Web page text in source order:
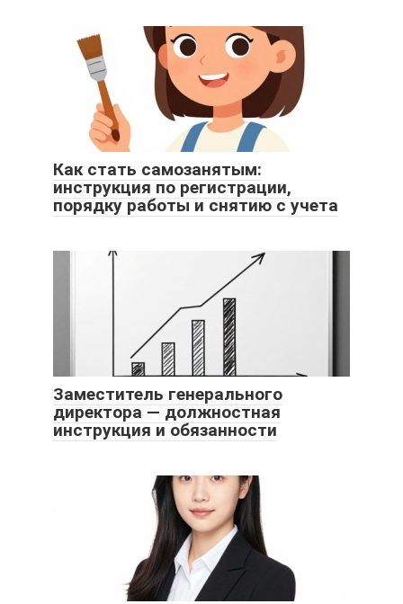
Как стать самозанятым:
инструкция по регистрации,
порядку работы и снятию с учета
Заместитель генерального
директора — должностная
инструкция и обязанности